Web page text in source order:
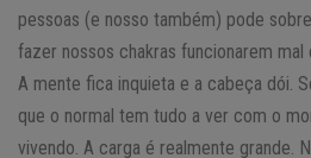
pessoas (e nosso também) pode
fazer nossos chakras funcionarem mal
A mente fica inquieta e a cabeça dói.
que o normal tem tudo a ver com o
vivendo. A carga é realmente grande.